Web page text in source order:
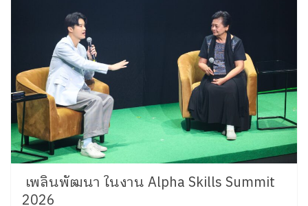
เพลินพัฒนา ในงาน Alpha Skills Summit
2026